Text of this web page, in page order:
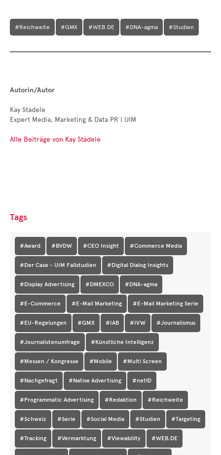
#Reichweite #GMX #WEB.DE #DNA-agma #Studien
Autorin/Autor
Kay Städele
Expert Media, Marketing & Data PR | UIM
Alle Beiträge von Kay Städele
Tags
#Award #BVDW #CEO Insight #Commerce Media
#Der Case - UIM Fallstudien #Digital Dialog Insights
#Display Advertising #DMEXCO #DNA-agma
#E-Commerce #E-Mail Marketing #E-Mail Marketing Serie
#EU-Regelungen #GMX #IAB #IVW #Journalismus
#Journalistenumfrage #Künstliche Intelligenz
#Messen / Kongresse #Mobile #Multi Screen
#Nachgefragt #Native Advertising #netID
#Programmatic Advertising #Redaktion #Reichweite
#Schweiz #Serie #Social Media #Studien #Targeting
#Tracking #Vermarktung #Viewability #WEB.DE